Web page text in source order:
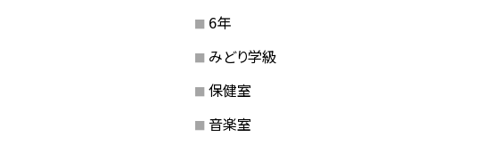
6年
みどり学級
保健室
音楽室